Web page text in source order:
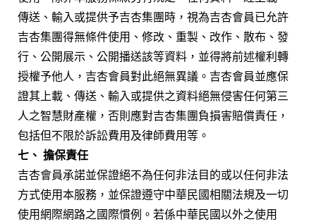
傳送、輸入或提供予吉杏集團時，視為吉杏會員已允許
吉杏集團得無條件使用、修改、重製、改作、散布、發
行、公開展示、公開播送該等資料，並得將前述權利轉
授權予他人，吉杏會員對此絕無異議。吉杏會員並應保
證其上載、傳送、輸入或提供之資料絕無侵害任何第三
人之智慧財產權，否則應對吉杏集團負損害賠償責任，
包括但不限於訴訟費用及律師費用等。
七、 擔保責任
吉杏會員承諾並保證絕不為任何非法目的或以任何非法
方式使用本服務，並保證遵守中華民國相關法規及一切
使用網際網路之國際慣例。若係中華民國以外之使用